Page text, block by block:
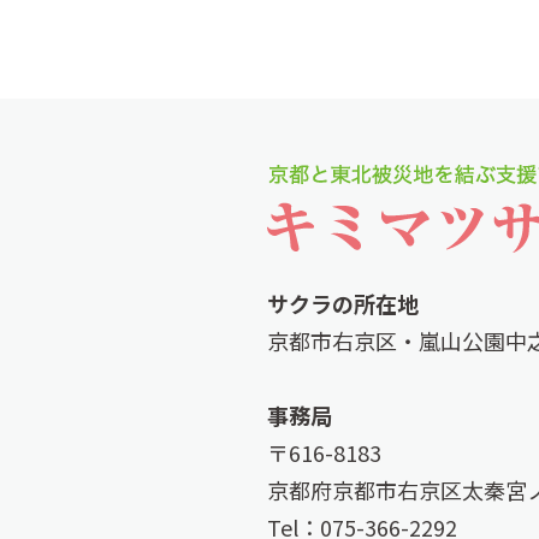
サクラの所在地
京都市右京区・嵐山公園中
事務局
〒616-8183
京都府京都市右京区太秦宮
Tel：075-366-2292